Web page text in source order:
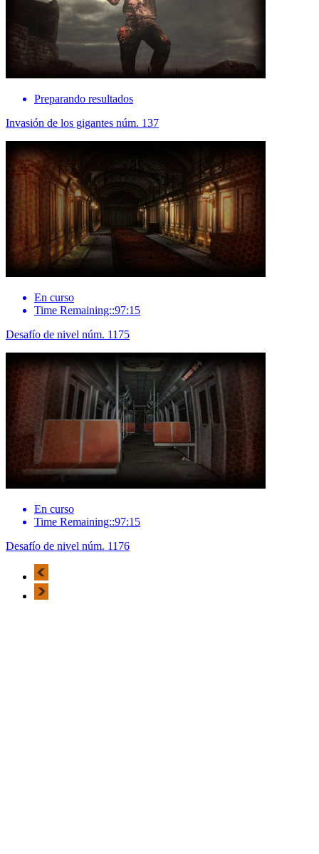
Preparando resultados
Invasión de los gigantes núm. 137
En curso
Time Remaining::97:15
Desafío de nivel núm. 1175
En curso
Time Remaining::97:15
Desafío de nivel núm. 1176